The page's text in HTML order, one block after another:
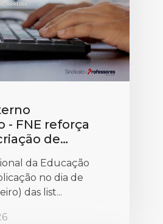
- FNE reforça
de
da Educação
no dia de
das list...